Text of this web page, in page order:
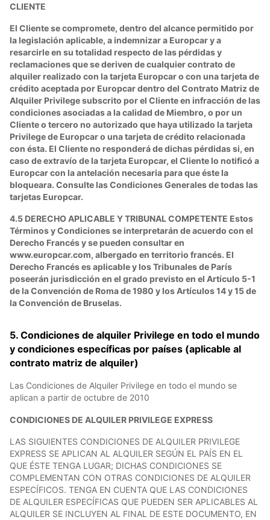
CLIENTE
El Cliente se compromete, dentro del alcance permitido por
la legislación aplicable, a indemnizar a Europcar y a
resarcirle en su totalidad respecto de las pérdidas y
reclamaciones que se deriven de cualquier contrato de
alquiler realizado con la tarjeta Europcar o con una tarjeta de
crédito aceptada por Europcar dentro del Contrato Matriz de
Alquiler Privilege subscrito por el Cliente en infracción de las
condiciones asociadas a la calidad de Miembro, o por un
Cliente o tercero no autorizado que haya utilizado la tarjeta
Privilege de Europcar o una tarjeta de crédito relacionada
con ésta. El Cliente no responderá de dichas pérdidas si, en
caso de extravío de la tarjeta Europcar, el Cliente lo notificó a
Europcar con la antelación necesaria para que éste la
bloqueara. Consulte las Condiciones Generales de todas las
tarjetas Europcar.
4.5 DERECHO APLICABLE Y TRIBUNAL COMPETENTE Estos
Términos y Condiciones se interpretarán de acuerdo con el
Derecho Francés y se pueden consultar en
www.europcar.com, albergado en territorio francés. El
Derecho Francés es aplicable y los Tribunales de París
poseerán jurisdicción en el grado previsto en el Artículo 5-1
de la Convención de Roma de 1980 y los Artículos 14 y 15 de
la Convención de Bruselas.
5. Condiciones de alquiler Privilege en todo el mundo
y condiciones específicas por países (aplicable al
contrato matriz de alquiler)
Las Condiciones de Alquiler Privilege en todo el mundo se
aplican a partir de octubre de 2010
CONDICIONES DE ALQUILER PRIVILEGE EXPRESS
LAS SIGUIENTES CONDICIONES DE ALQUILER PRIVILEGE
EXPRESS SE APLICAN AL ALQUILER SEGÚN EL PAÍS EN EL
QUE ÉSTE TENGA LUGAR; DICHAS CONDICIONES SE
COMPLEMENTAN CON OTRAS CONDICIONES DE ALQUILER
ESPECÍFICOS. TENGA EN CUENTA QUE LAS CONDICIONES
DE ALQUILER ESPECÍFICAS QUE PUEDEN SER APLICABLES AL
ALQUILER SE INCLUYEN AL FINAL DE ESTE DOCUMENTO, EN